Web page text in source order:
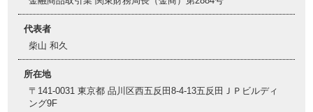
代表者
柴山 和久
所在地
〒141-0031 東京都 品川区西五反田8-4-13五反田ＪＰビルディ
ング9F